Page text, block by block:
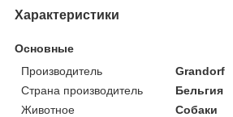
Характеристики
Основные
Производитель
Grandorf
Страна производитель
Бельгия
Животное
Собаки